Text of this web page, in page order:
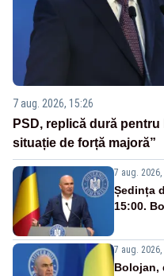
7 aug. 2026, 15:26
PSD, replică dură
situație de forță majoră”
7 aug. 2026,
Ședința
15:00.
7 aug. 2026,
Bolojan,